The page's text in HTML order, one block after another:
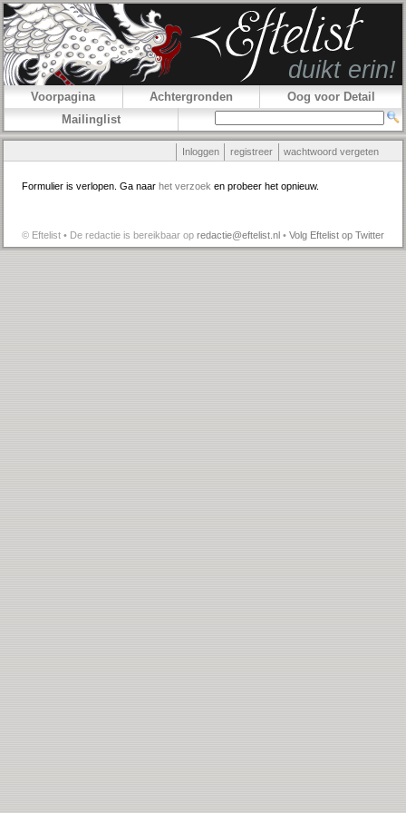
Voorpagina Achtergronden
Oog voor Detail
Mailinglist
Inloggen registreer wachtwoord vergeten
Formulier is verlopen. Ga naar het verzoek en probeer het opnieuw.
© Eftelist • De redactie is bereikbaar op redactie@eftelist.nl • Volg Eftelist op Twitter